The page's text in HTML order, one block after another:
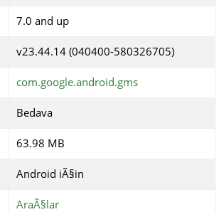
7.0 and up
v23.44.14 (040400-580326705)
com.google.android.gms
Bedava
63.98 MB
Android iÃ§in
AraÃ§lar